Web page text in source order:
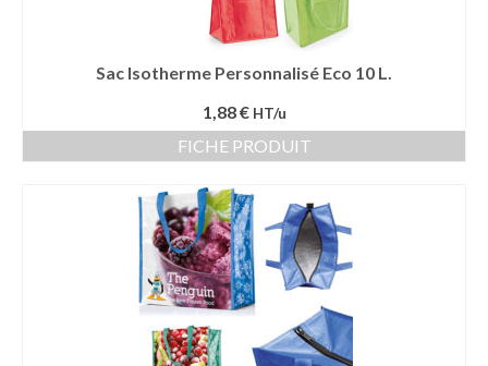
Sac Isotherme Personnalisé Eco 10 L.
1,88 € HT/u
FICHE PRODUIT